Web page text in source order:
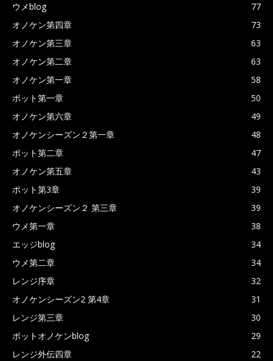
ウメblog
77
オノケン第四章
73
オノケン第三章
63
オノケン第二章
63
オノケン第一章
58
ポット第一章
50
オノケン第六章
49
オノケンシーズン２第一章
48
ポット第二章
47
オノケン第五章
43
ポット第3章
39
オノケンシーズン２ 第三章
39
ウメ第一章
38
エッジblog
34
ウメ第二章
34
レンジ序章
32
オノケンシーズン2 第4章
31
レンジ第三章
30
ポットオノケンblog
29
レンジ外伝四章
22